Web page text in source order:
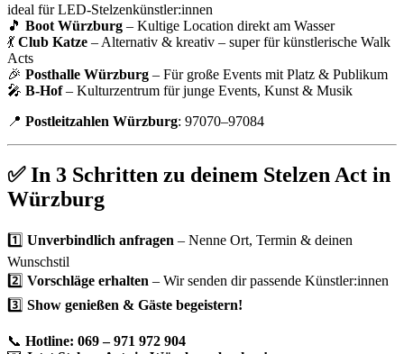
ideal für LED-Stelzenkünstler:innen
🎵 Boot Würzburg – Kultige Location direkt am Wasser
💃 Club Katze – Alternativ & kreativ – super für künstlerische Walk
Acts
🎉 Posthalle Würzburg – Für große Events mit Platz & Publikum
🎤 B-Hof– Kulturzentrum für junge Events, Kunst & Musik
📍 Postleitzahlen Würzburg: 97070–97084
✅ In 3 Schritten zu deinem Stelzen Act in
Würzburg
1️⃣ Unverbindlich anfragen – Nenne Ort, Termin & deinen
Wunschstil
2️⃣ Vorschläge erhalten – Wir senden dir passende Künstler:innen
3️⃣ Show genießen & Gäste begeistern!
📞 Hotline: 069 – 971 972 904